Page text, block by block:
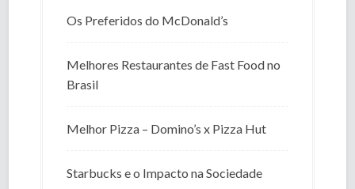
Os Preferidos do McDonald’s
Melhores Restaurantes de Fast Food no
Brasil
Melhor Pizza – Domino’s x Pizza Hut
Starbucks e o Impacto na Sociedade